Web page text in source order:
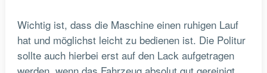
Wichtig ist, dass die Maschine einen ruhigen Lauf
hat und möglichst leicht zu bedienen ist. Die Politur
sollte auch hierbei erst auf den Lack aufgetragen